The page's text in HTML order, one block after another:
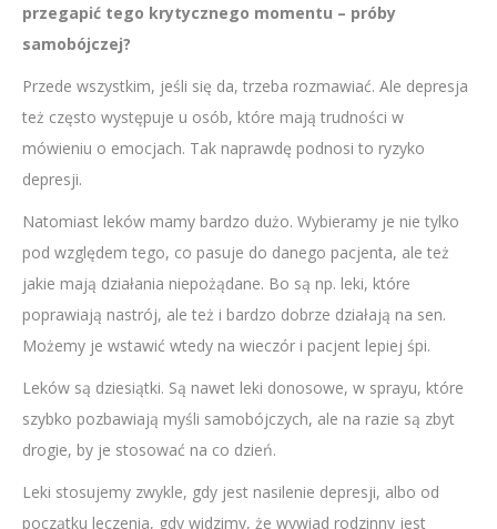
przegapić tego krytycznego momentu – próby
samobójczej?
Przede wszystkim, jeśli się da, trzeba rozmawiać. Ale depresja
też często występuje u osób, które mają trudności w
mówieniu o emocjach. Tak naprawdę podnosi to ryzyko
depresji.
Natomiast leków mamy bardzo dużo. Wybieramy je nie tylko
pod względem tego, co pasuje do danego pacjenta, ale też
jakie mają działania niepożądane. Bo są np. leki, które
poprawiają nastrój, ale też i bardzo dobrze działają na sen.
Możemy je wstawić wtedy na wieczór i pacjent lepiej śpi.
Leków są dziesiątki. Są nawet leki donosowe, w sprayu, które
szybko pozbawiają myśli samobójczych, ale na razie są zbyt
drogie, by je stosować na co dzień.
Leki stosujemy zwykle, gdy jest nasilenie depresji, albo od
początku leczenia, gdy widzimy, że wywiad rodzinny jest